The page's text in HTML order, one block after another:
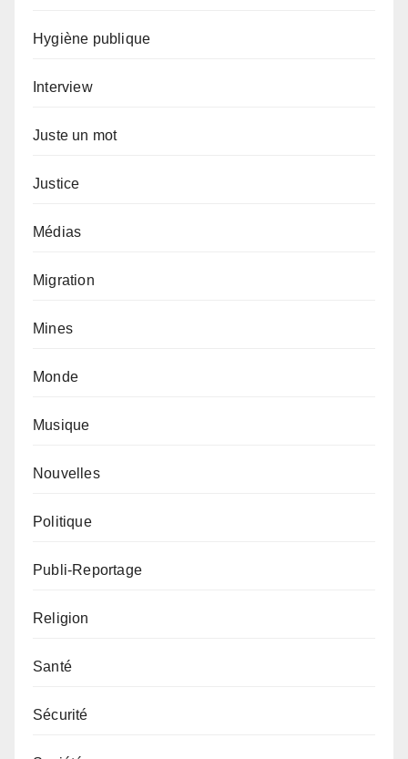
Hygiène publique
Interview
Juste un mot
Justice
Médias
Migration
Mines
Monde
Musique
Nouvelles
Politique
Publi-Reportage
Religion
Santé
Sécurité